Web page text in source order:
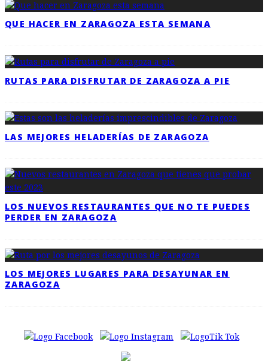
QUE HACER EN ZARAGOZA ESTA SEMANA
RUTAS PARA DISFRUTAR DE ZARAGOZA A PIE
LAS MEJORES HELADERÍAS DE ZARAGOZA
LOS NUEVOS RESTAURANTES QUE NO TE PUEDES
PERDER EN ZARAGOZA
LOS MEJORES LUGARES PARA DESAYUNAR EN
ZARAGOZA